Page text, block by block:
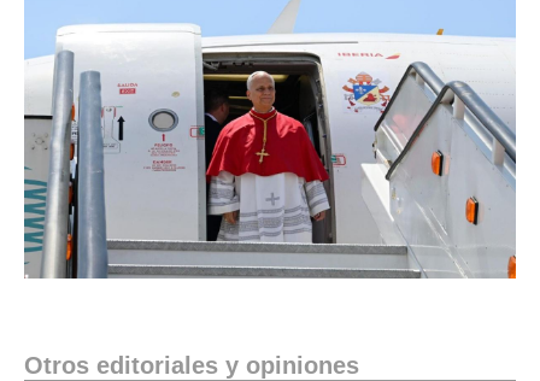
Otros editoriales y opiniones